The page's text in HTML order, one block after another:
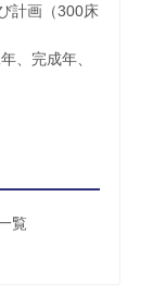
計画（300床
、完成年、
覧